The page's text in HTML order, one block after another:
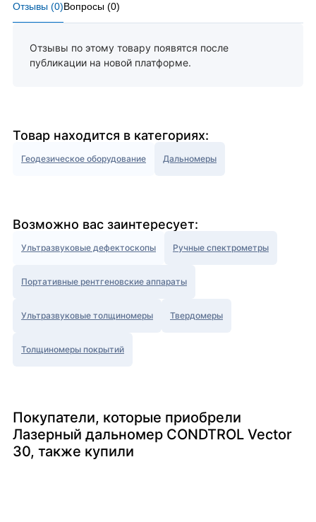
Отзывы (0)Вопросы (0)
Отзывы по этому товару появятся после
публикации на новой платформе.
Товар находится в категориях:
Геодезическое оборудование Дальномеры
Возможно вас заинтересует:
Ультразвуковые дефектоскопы Ручные спектрометры
Портативные рентгеновские аппараты
Ультразвуковые толщиномеры Твердомеры
Толщиномеры покрытий
Покупатели, которые приобрели
Лазерный дальномер CONDTROL Vector
30, также купили